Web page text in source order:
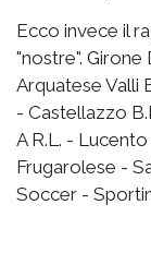
Ecco invece il
"nostre". Girone
Arquatese Valli
- Castellazzo
A R.L. -
Frugarolese -
Soccer -